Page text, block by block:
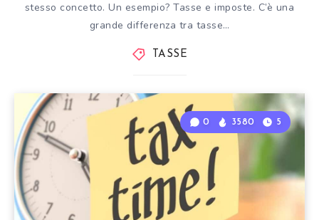
stesso concetto. Un esempio? Tasse e imposte. C’è una
grande differenza tra tasse…
TASSE
0 3580 5